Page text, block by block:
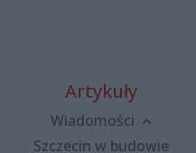
Artykuły
Wiadomości
Szczecin w budowie